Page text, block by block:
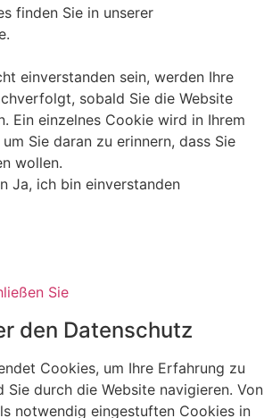
finden Sie in unserer
.
einverstanden sein, werden Ihre
sobald Sie die Website
Ein einzelnes Cookie wird in Ihrem
Sie daran zu erinnern, dass Sie
wollen.
Ja, ich bin einverstanden
Sie
den Datenschutz
Cookies, um Ihre Erfahrung zu
Sie durch die Website navigieren. Von
notwendig eingestuften Cookies in